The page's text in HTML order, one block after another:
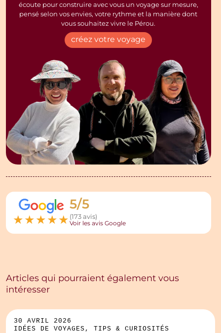
écoute pour construire avec vous un voyage sur mesure,
pensé selon vos envies, votre rythme et la manière dont
vous souhaitez vivre le Pérou.
créez votre voyage
★★★★★
5/5
(173 avis)
Voir les avis Google
Articles qui pourraient également vous
intéresser
30 AVRIL 2026
IDÉES DE VOYAGES, TIPS & CURIOSITÉS